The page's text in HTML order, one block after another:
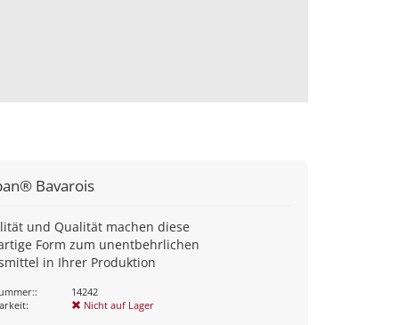
Bavarois
und Qualität machen diese
Form zum unentbehrlichen
in Ihrer Produktion
14242
Nicht auf Lager